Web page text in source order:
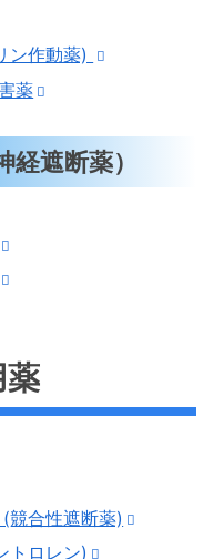
ン作動薬)
薬
遮断薬）
薬
競合性遮断薬)
トロレン)